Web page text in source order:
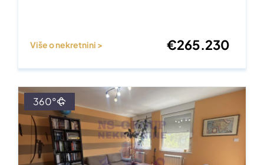
Više o nekretnini > €265.230
360°